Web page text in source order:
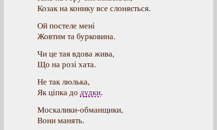
Козак на конику все слоняється.
Ой постеле мені
Жовтим та бурковина.
Чи це тая вдова жива,
Що на розі хата.
Не так люлька,
Як ціпка до дудки.
Москалики-обманщики,
Вони манять.